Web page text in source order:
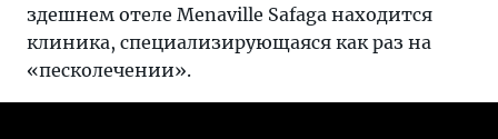
здешнем отеле Menaville Safaga находится
клиника, специализирующаяся как раз на
«песколечении».